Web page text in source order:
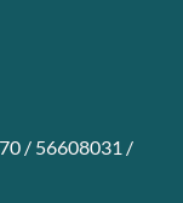
/ 56608031 /